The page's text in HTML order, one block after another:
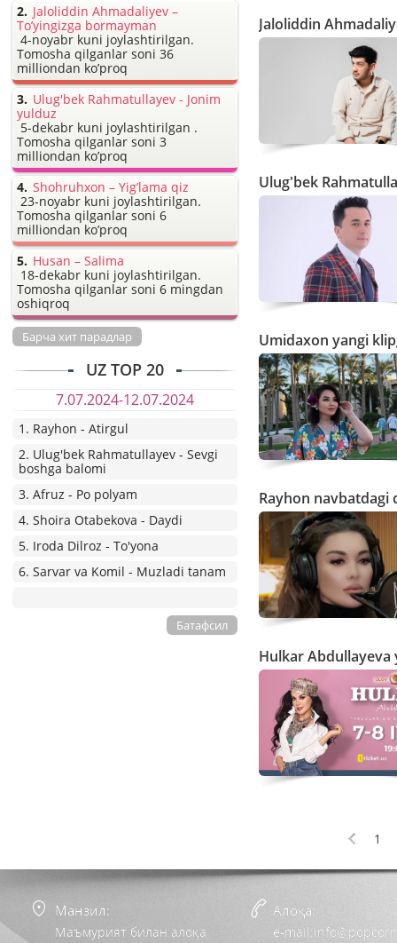
Jaloliddin
Ulug'bek
Umidaxon yangi
Rayhon
Hulkar
1
Jaloliddin Ahmadaliyev –
To’yingizga bormayman
4-noyabr kuni joylashtirilgan.
Tomosha qilganlar soni 36
milliondan ko’proq
Ulug'bek Rahmatullayev - Jonim
yulduz
5-dekabr kuni joylashtirilgan .
Tomosha qilganlar soni 3
milliondan ko’proq
Shohruhxon – Yig’lama qiz
23-noyabr kuni joylashtirilgan.
Tomosha qilganlar soni 6
milliondan ko’proq
Husan – Salima
18-dekabr kuni joylashtirilgan.
Tomosha qilganlar soni 6 mingdan
oshiqroq
Барча хит парадлар
UZ TOP 20
7.07.2024-12.07.2024
1. Rayhon - Atirgul
2. Ulug'bek Rahmatullayev - Sevgi
boshga balomi
3. Afruz - Po polyam
4. Shoira Otabekova - Daydi
5. Iroda Dilroz - To'yona
6. Sarvar va Komil - Muzladi tanam
Батафсил
Манзил:
Маъмурият билан алоқа
Алоқа:
e-